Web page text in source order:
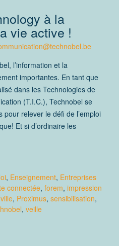
à la
vie active !
l’information et la
importantes. En tant que
dans les Technologies de
(T.I.C.), Technobel se
relever le défi de l’emploi
Et si d’ordinaire les
, Enseignement, Entreprises
connectée, forem, impression
, Proximus, sensibilisation,
, veille